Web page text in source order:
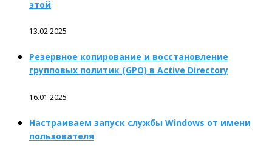
этой
13.02.2025
Резервное копирование и восстановление
групповых политик (GPO) в Active Directory
16.01.2025
Настраиваем запуск службы Windows от имени
пользователя